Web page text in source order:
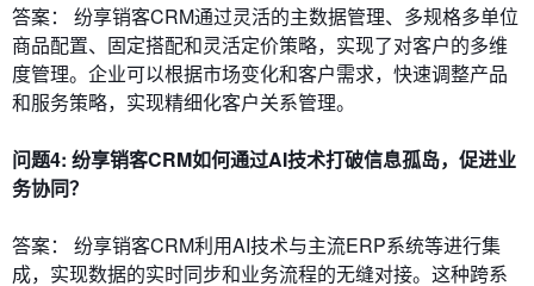
答案： 纷享销客CRM通过灵活的主数据管理、多规格多单位
商品配置、固定搭配和灵活定价策略，实现了对客户的多维
度管理。企业可以根据市场变化和客户需求，快速调整产品
和服务策略，实现精细化客户关系管理。
问题4: 纷享销客CRM如何通过AI技术打破信息孤岛，促进业
务协同？
答案： 纷享销客CRM利用AI技术与主流ERP系统等进行集
成，实现数据的实时同步和业务流程的无缝对接。这种跨系